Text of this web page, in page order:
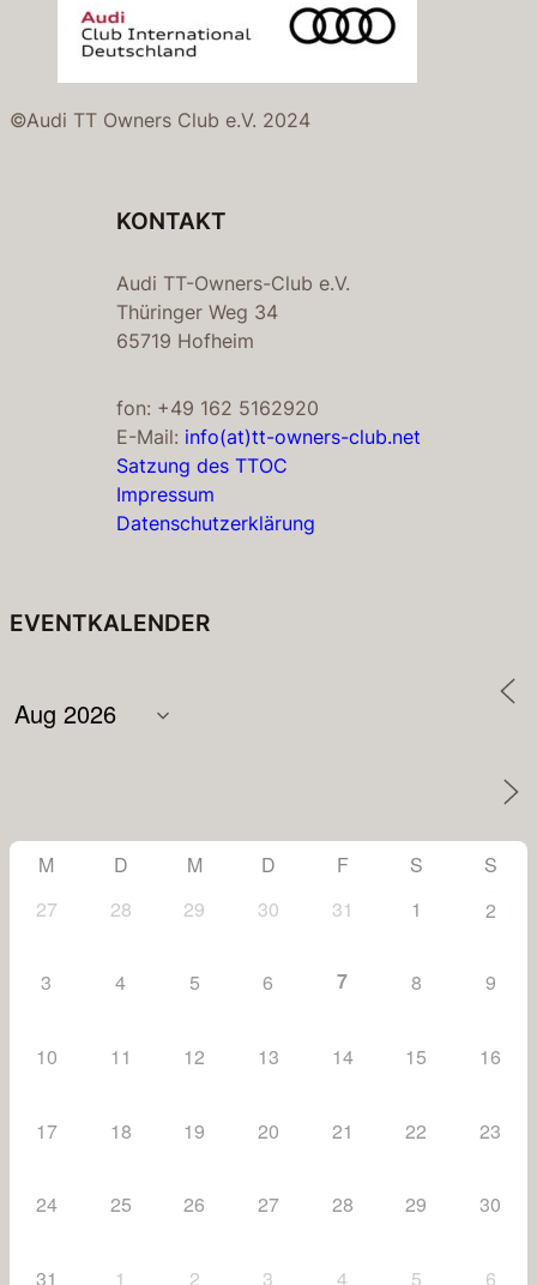
©Audi TT Owners Club e.V. 2024
KONTAKT
Audi TT-Owners-Club e.V.
Thüringer Weg 34
65719 Hofheim
fon: +49 162 5162920
E-Mail: info(at)tt-owners-club.net
Satzung des TTOC
Impressum
Datenschutzerklärung
EVENTKALENDER
M D M D F S
S
27
28 29 30 31 1 2
3 4 5 6 7 8 9
10 11 12 13 14 15 16
17 18 19 20 21 22 23
24 25 26 27 28 29 30
31 1 2 3 4 5 6